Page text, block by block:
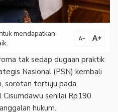
mendapatkan
text_decrease text_increase
tak sedap dugaan praktik
Nasional (PSN) kembali
sorotan tertuju pada
Cisumdawu senilai Rp190
hukum.